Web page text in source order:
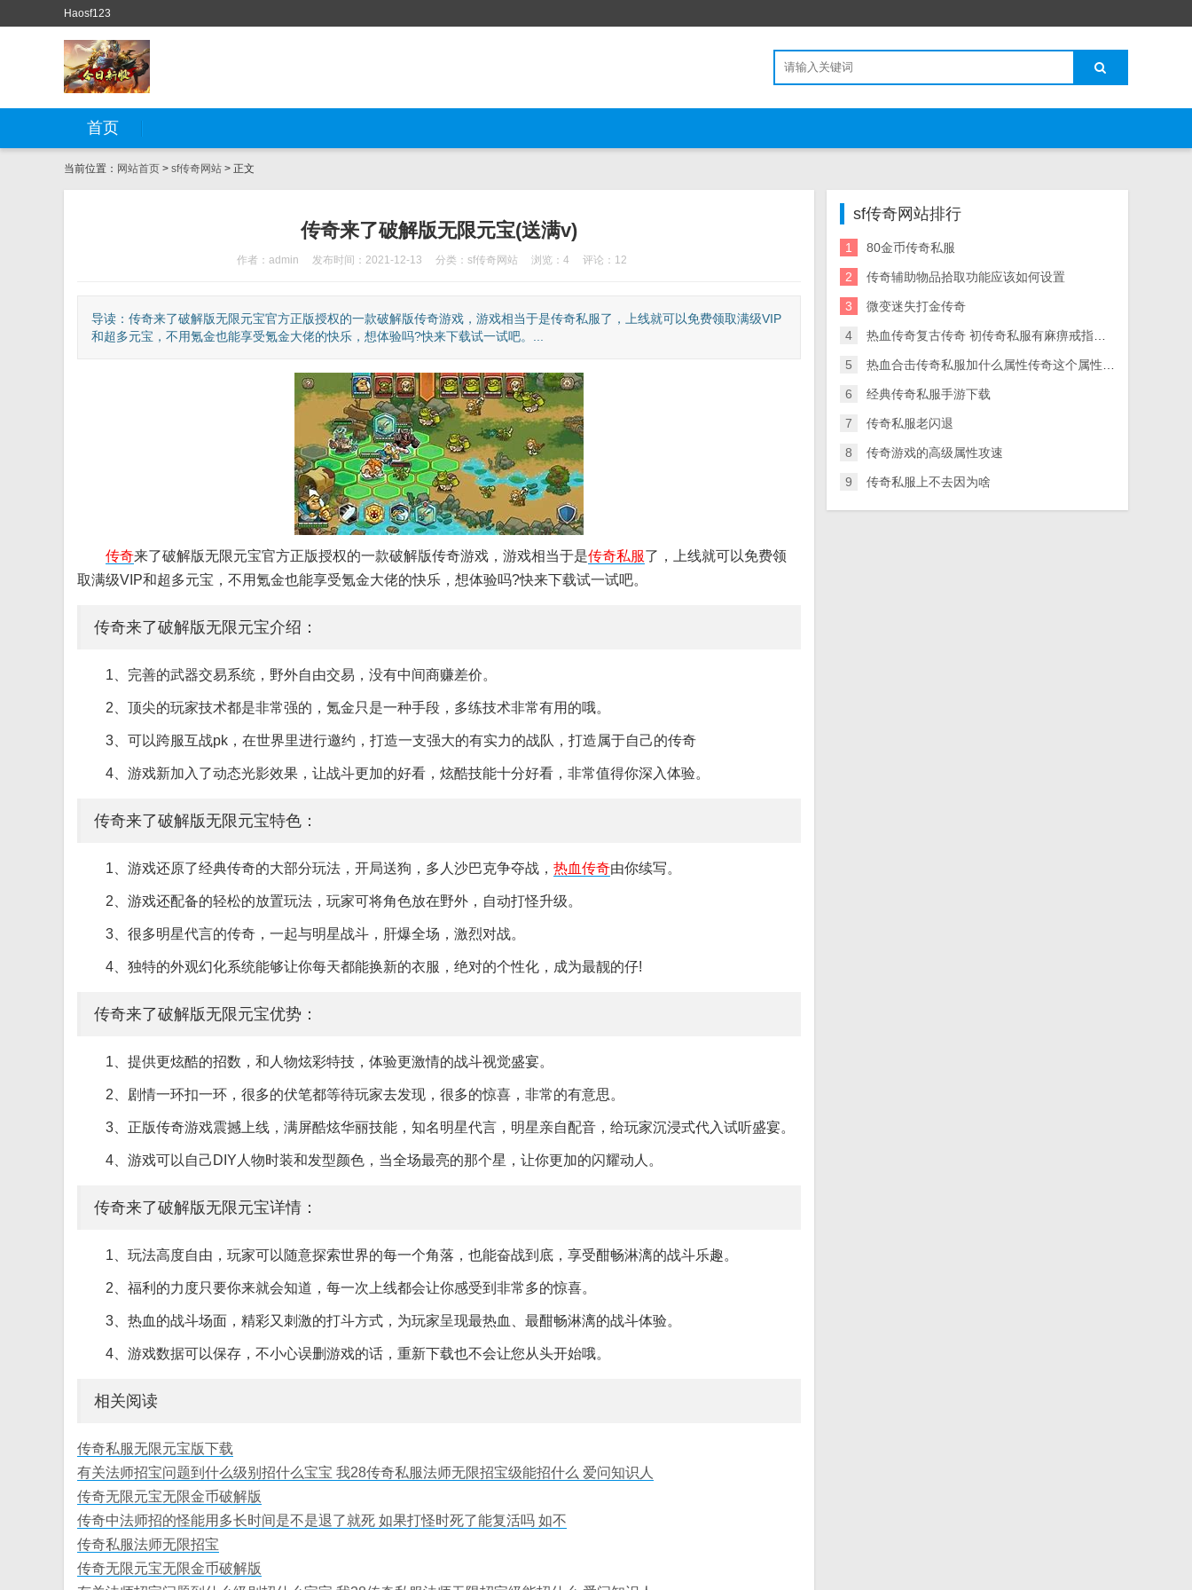
Haosf123
首页
当前位置： 网站首页 > sf传奇网站 > 正文
传奇来了破解版无限元宝(送满v)
作者：admin 发布时间：2021-12-13 分类：sf传奇网站 浏览：4 评论：12
导读：传奇来了破解版无限元宝官方正版授权的一款破解版传奇游戏，游戏相当于是传奇私服了，上线就可以免费领取满级VIP
和超多元宝，不用氪金也能享受氪金大佬的快乐，想体验吗?快来下载试一试吧。...
传奇来了破解版无限元宝官方正版授权的一款破解版传奇游戏，游戏相当于是传奇私服了，上线就可以免费领
取满级VIP和超多元宝，不用氪金也能享受氪金大佬的快乐，想体验吗?快来下载试一试吧。
传奇来了破解版无限元宝介绍：
1、完善的武器交易系统，野外自由交易，没有中间商赚差价。
2、顶尖的玩家技术都是非常强的，氪金只是一种手段，多练技术非常有用的哦。
3、可以跨服互战pk，在世界里进行邀约，打造一支强大的有实力的战队，打造属于自己的传奇
4、游戏新加入了动态光影效果，让战斗更加的好看，炫酷技能十分好看，非常值得你深入体验。
传奇来了破解版无限元宝特色：
1、游戏还原了经典传奇的大部分玩法，开局送狗，多人沙巴克争夺战， 热血传奇由你续写。
2、游戏还配备的轻松的放置玩法，玩家可将角色放在野外，自动打怪升级。
3、很多明星代言的传奇，一起与明星战斗，肝爆全场，激烈对战。
4、独特的外观幻化系统能够让你每天都能换新的衣服，绝对的个性化，成为最靓的仔!
传奇来了破解版无限元宝优势：
1、提供更炫酷的招数，和人物炫彩特技，体验更激情的战斗视觉盛宴。
2、剧情一环扣一环，很多的伏笔都等待玩家去发现，很多的惊喜，非常的有意思。
3、正版传奇游戏震撼上线，满屏酷炫华丽技能，知名明星代言，明星亲自配音，给玩家沉浸式代入试听盛宴。
4、游戏可以自己DIY人物时装和发型颜色，当全场最亮的那个星，让你更加的闪耀动人。
传奇来了破解版无限元宝详情：
1、玩法高度自由，玩家可以随意探索世界的每一个角落，也能奋战到底，享受酣畅淋漓的战斗乐趣。
2、福利的力度只要你来就会知道，每一次上线都会让你感受到非常多的惊喜。
3、热血的战斗场面，精彩又刺激的打斗方式，为玩家呈现最热血、最酣畅淋漓的战斗体验。
4、游戏数据可以保存，不小心误删游戏的话，重新下载也不会让您从头开始哦。
相关阅读
传奇私服无限元宝版下载
有关法师招宝问题到什么级别招什么宝宝 我28传奇私服法师无限招宝级能招什么 爱问知识人
传奇无限元宝无限金币破解版
传奇中法师招的怪能用多长时间是不是退了就死 如果打怪时死了能复活吗 如不
传奇私服法师无限招宝
传奇无限元宝无限金币破解版
sf传奇网站排行
1 80金币传奇私服
2 传奇辅助物品拾取功能应该如何设置
3 微变迷失打金传奇
4 热血传奇复古传奇 初传奇私服有麻痹戒指心不改 经典回归
5 热血合击传奇私服加什么属性传奇这个属性在当下合击sf中大放光彩
6 经典传奇私服手游下载
7 传奇私服老闪退
8 传奇游戏的高级属性攻速
9 传奇私服上不去因为啥